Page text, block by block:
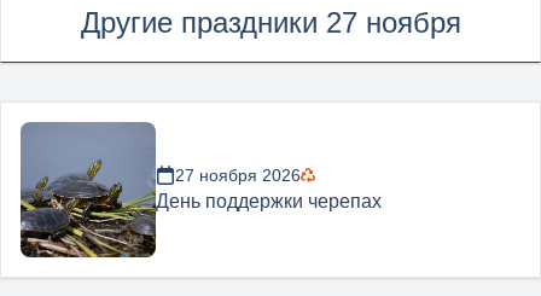
Другие праздники 27 ноября
27 ноября 2026
День поддержки черепах